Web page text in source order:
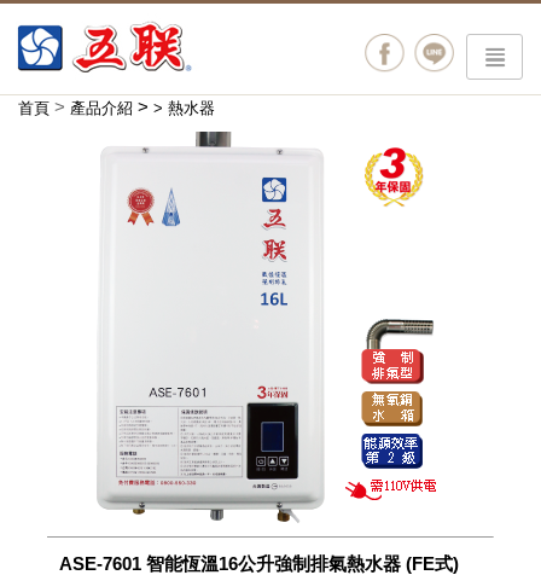
menu
首頁 > 產品介紹 > > 熱水器
ASE-7601 智能恆溫16公升強制排氣熱水器 (FE式)